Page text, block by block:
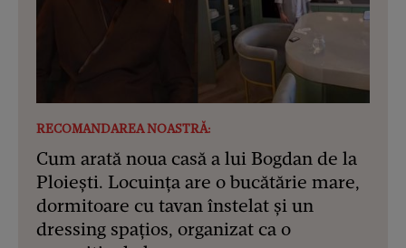
RECOMANDAREA NOASTRĂ:
Cum arată noua casă a lui Bogdan de la
Ploiești. Locuința are o bucătărie mare,
dormitoare cu tavan înstelat și un
dressing spațios, organizat ca o